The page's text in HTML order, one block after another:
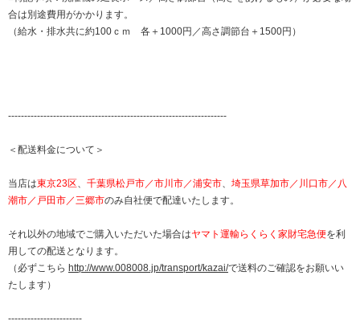
合は別途費用がかかります。
（給水・排水共に約100ｃｍ 各＋1000円／高さ調節台＋1500円）
--------------------------------------------------------------------
＜配送料金について＞
当店は東京23区 千葉県松戸市／市川市／浦安市
埼玉県草加市／川口市／八
潮市／戸田市／三郷市のみ自社便で配達いたします。
それ以外の地域でご購入いただいた場合はヤマト運輸らくらく家財宅急便を利
用しての配送となります。
（必ずこちら http://www.008008.jp/transport/kazai/で送料のご確認をお願いい
たします）
-----------------------